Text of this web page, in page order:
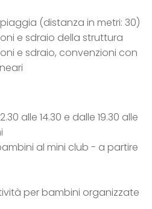
(distanza in metri: 30)
e sdraio della struttura
e sdraio, convenzioni con
alle 14.30 e dalle 19.30 alle
al mini club - a partire
per bambini organizzate